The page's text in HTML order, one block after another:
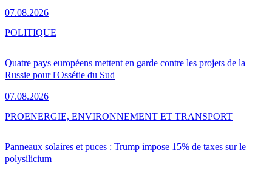
07.08.2026
Quatre pays européens mettent en garde contre les projets de la
Russie pour l'Ossétie du Sud
07.08.2026
POLITIQUE
Panneaux solaires et puces : Trump impose 15% de taxes sur le
polysilicium
PROENERGIE, ENVIRONNEMENT ET TRANSPORT